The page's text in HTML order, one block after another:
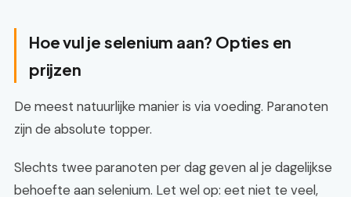
Hoe vul je selenium aan? Opties en
prijzen
De meest natuurlijke manier is via voeding. Paranoten
zijn de absolute topper.
Slechts twee paranoten per dag geven al je dagelijkse
behoefte aan selenium. Let wel op: eet niet te veel,